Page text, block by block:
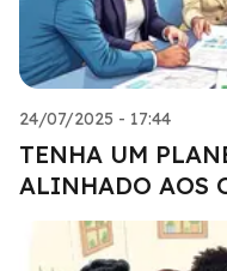
24/07/2025 - 17:44
TENHA UM
ALINHADO AOS